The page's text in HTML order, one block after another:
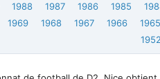
1988 1987 1986 1985
1969 1968 1967 1966 1965
1952